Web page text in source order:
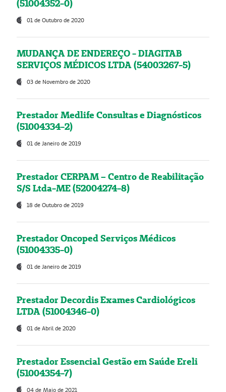
(51004352-0)
01 de Outubro de 2020
MUDANÇA DE ENDEREÇO - DIAGITAB
SERVIÇOS MÉDICOS LTDA (54003267-5)
03 de Novembro de 2020
Prestador Medlife Consultas e Diagnósticos
(51004334-2)
01 de Janeiro de 2019
Prestador CERPAM – Centro de Reabilitação
S/S Ltda-ME (52004274-8)
18 de Outubro de 2019
Prestador Oncoped Serviços Médicos
(51004335-0)
01 de Janeiro de 2019
Prestador Decordis Exames Cardiológicos
LTDA (51004346-0)
01 de Abril de 2020
Prestador Essencial Gestão em Saúde Ereli
(51004354-7)
04 de Maio de 2021